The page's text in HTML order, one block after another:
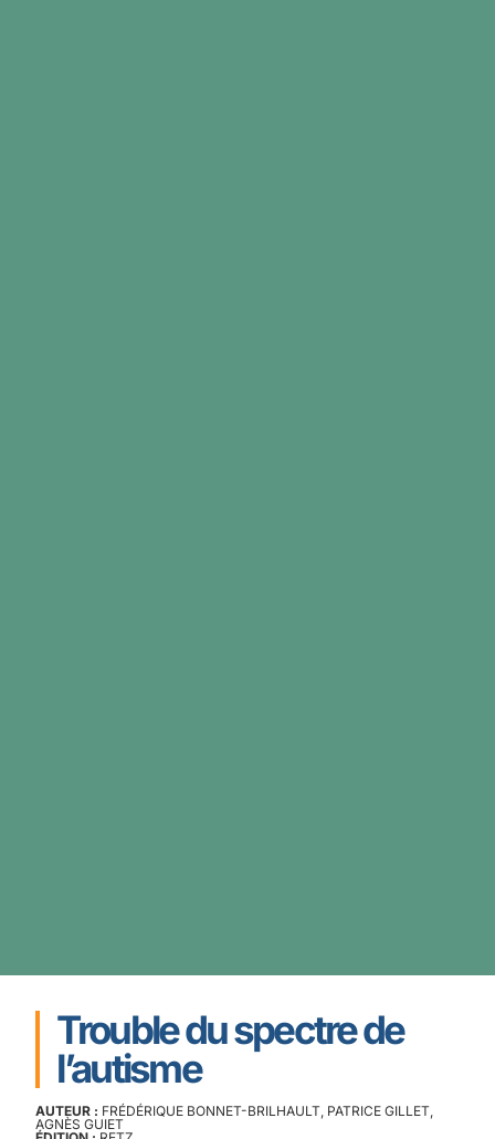
Trouble du spectre de
l’autisme
AUTEUR : FRÉDÉRIQUE BONNET-BRILHAULT, PATRICE GILLET,
AGNÈS GUIET